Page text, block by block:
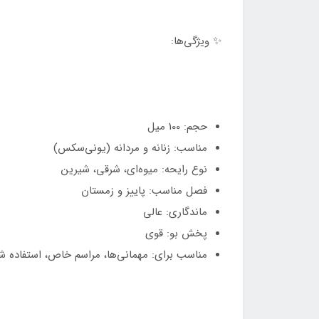
✨ ویژگی‌ها:
حجم: 100 میل
مناسب: زنانه و مردانه (یونی‌سکس)
نوع رایحه: میوه‌ای، شرقی، شیرین
فصل مناسب: پاییز و زمستان
ماندگاری: عالی
پخش بو: قوی
مناسب برای: مهمانی‌ها، مراسم خاص، استفاده